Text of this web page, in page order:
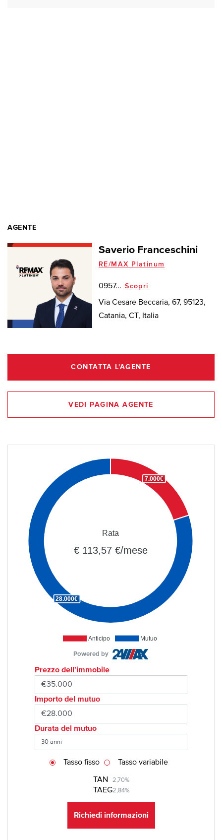
AGENTE
Saverio Franceschini
RE/MAX Platinum
0957... Scopri
Via Cesare Beccaria, 67, 95123,
Catania, CT, Italia
CONTATTA L'AGENTE
VEDI PAGINA AGENTE
Anticipo Mutuo
7.000€
28.000€
Rata
€ 113,57 €/mese
Powered by
Prezzo dell'immobile
Importo del mutuo
Durata del mutuo
TAN 2,70%
TAEG2,84%
Tasso fisso Tasso variabile
Richiedi informazioni